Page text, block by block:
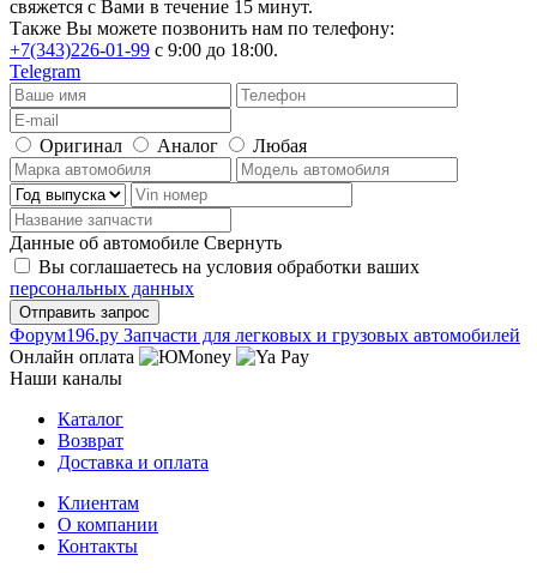
свяжется с Вами в течение 15 минут.
Также Вы можете позвонить нам по телефону:
+7(343)226-01-99 с 9:00 до 18:00.
Telegram
Оригинал Аналог Любая
Данные об автомобиле Свернуть
Вы соглашаетесь на условия обработки ваших
персональных данных
Фoрум196.ру Запчасти для легковых и грузовых автомобилей
Онлайн оплата
Наши каналы
Каталог
Возврат
Доставка и оплата
Клиентам
О компании
Контакты